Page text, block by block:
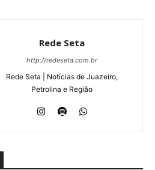
Rede Seta
http://redeseta.com.br
Rede Seta | Notícias de Juazeiro,
Petrolina e Região